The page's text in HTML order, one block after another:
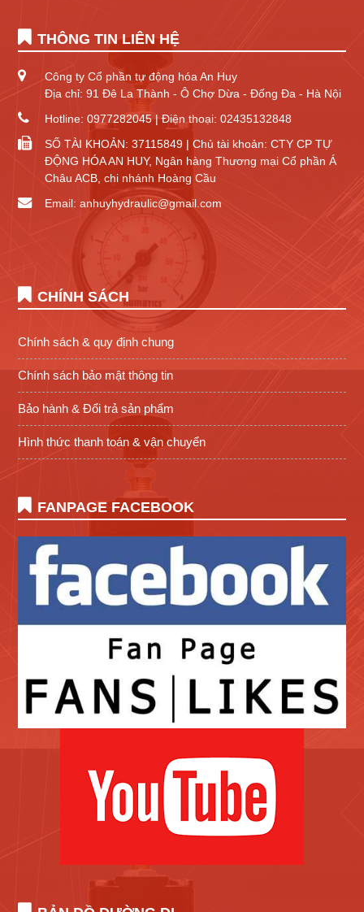
THÔNG TIN LIÊN HỆ
Công ty Cổ phần tự động hóa An Huy
Địa chỉ: 91 Đê La Thành - Ô Chợ Dừa - Đống Đa - Hà Nội
Hotline: 0977282045 | Điện thoại: 02435132848
SỐ TÀI KHOẢN: 37115849 | Chủ tài khoản: CTY CP TỰ
ĐỘNG HÓA AN HUY, Ngân hàng Thương mại Cổ phần Á
Châu ACB, chi nhánh Hoàng Cầu
Email: anhuyhydraulic@gmail.com
CHÍNH SÁCH
Chính sách & quy định chung
Chính sách bảo mật thông tin
Bảo hành & Đổi trả sản phẩm
Hình thức thanh toán & vận chuyển
FANPAGE FACEBOOK